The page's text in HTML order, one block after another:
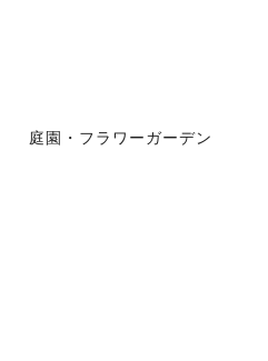
庭園・フラワーガーデン